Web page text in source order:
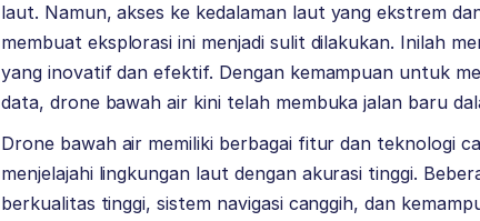
laut. Namun, akses ke kedalaman laut yang ekstrem
membuat eksplorasi ini menjadi sulit dilakukan. Inilah
yang inovatif dan efektif. Dengan kemampuan untuk
data, drone bawah air kini telah membuka jalan baru
Drone bawah air memiliki berbagai fitur dan teknologi
menjelajahi lingkungan laut dengan akurasi tinggi.
berkualitas tinggi, sistem navigasi canggih, dan